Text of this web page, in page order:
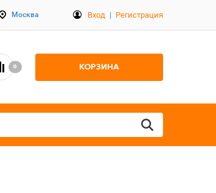
Москва Вход | Регистрация
0 КОРЗИНА